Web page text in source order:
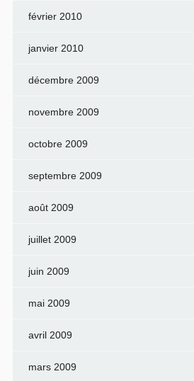
février 2010
janvier 2010
décembre 2009
novembre 2009
octobre 2009
septembre 2009
août 2009
juillet 2009
juin 2009
mai 2009
avril 2009
mars 2009